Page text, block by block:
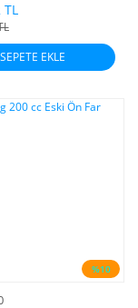
TL
SEPETE EKLE
%10